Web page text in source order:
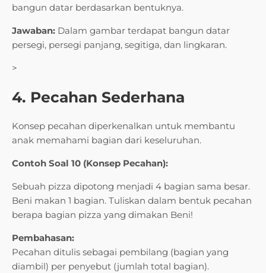
bangun datar berdasarkan bentuknya.
Jawaban: Dalam gambar terdapat bangun datar
persegi, persegi panjang, segitiga, dan lingkaran.
>
4. Pecahan Sederhana
Konsep pecahan diperkenalkan untuk membantu
anak memahami bagian dari keseluruhan.
Contoh Soal 10 (Konsep Pecahan):
Sebuah pizza dipotong menjadi 4 bagian sama besar.
Beni makan 1 bagian. Tuliskan dalam bentuk pecahan
berapa bagian pizza yang dimakan Beni!
Pembahasan:
Pecahan ditulis sebagai pembilang (bagian yang
diambil) per penyebut (jumlah total bagian).